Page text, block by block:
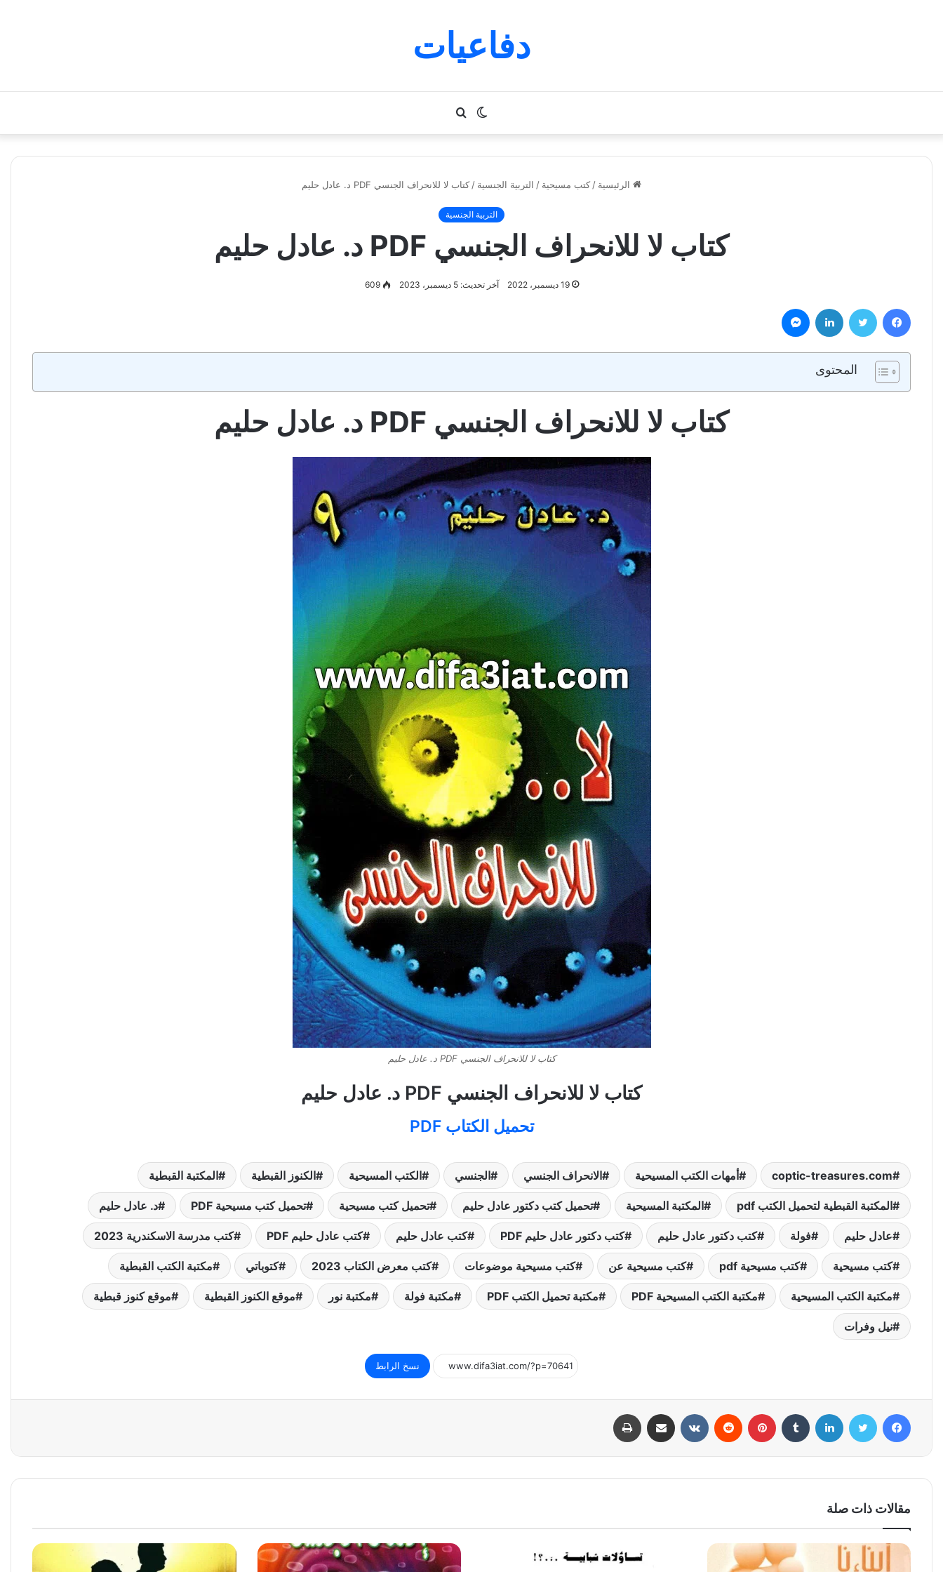
دفاعيات
بحث
عن
الوضع
المظلم
الرئيسية / كتب مسيحية / التربية الجنسية / كتاب لا للانحراف الجنسي PDF د. عادل حليم
التربية الجنسية
كتاب لا للانحراف الجنسي PDF د. عادل حليم
19 ديسمبر، 2022 آخر تحديث: 5 ديسمبر، 2023 609
فيسبوك تويتر لينكدإن
المحتوى
كتاب لا للانحراف الجنسي PDF د. عادل حليم
كتاب لا للانحراف الجنسي PDF د. عادل حليم
كتاب لا للانحراف الجنسي PDF د. عادل حليم
تحميل الكتاب PDF
coptic-treasures.com أمهات الكتب المسيحية الانحراف الجنسي الجنسي الكتب المسيحية الكنوز القبطية المكتبة القبطية
المكتبة القبطية لتحميل الكتب pdf المكتبة المسيحية تحميل كتب دكتور عادل حليم تحميل كتب مسيحية تحميل كتب مسيحية PDF د. عادل حليم
عادل حليم فولة كتب دكتور عادل حليم كتب دكتور عادل حليم PDF كتب عادل حليم كتب عادل حليم PDF كتب مدرسة الاسكندرية 2023
كتب مسيحية كتب مسيحية pdf كتب مسيحية عن كتب مسيحية موضوعات كتب معرض الكتاب 2023 كتوباتي مكتبة الكتب القبطية
مكتبة الكتب المسيحية مكتبة الكتب المسيحية PDF مكتبة تحميل الكتب PDF مكتبة فولة مكتبة نور موقع الكنوز القبطية موقع كنوز قبطية
نيل وفرات
نسخ الرابط
فيسبوك تويتر لينكدإن بينتيريست مشاركة عبر البريد
مقالات ذات صلة